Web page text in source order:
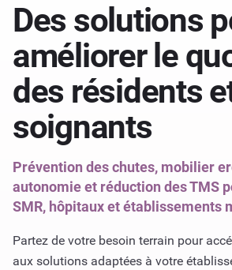
Des solutions
améliorer le
des résidents
soignants
Prévention des chutes, mobilier
autonomie et réduction des TMS
SMR, hôpitaux et établissements
Partez de votre besoin terrain pour
aux solutions adaptées à votre